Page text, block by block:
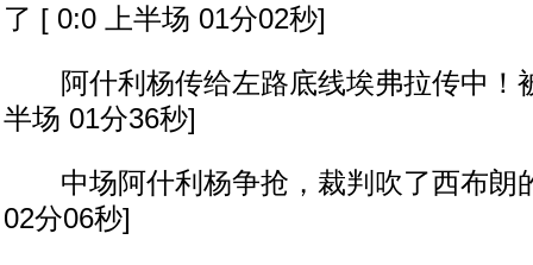
了 [ 0:0 上半场 01分02秒]
阿什利杨传给左路底线埃弗拉传中！
半场 01分36秒]
中场阿什利杨争抢，裁判吹了西布朗
02分06秒]